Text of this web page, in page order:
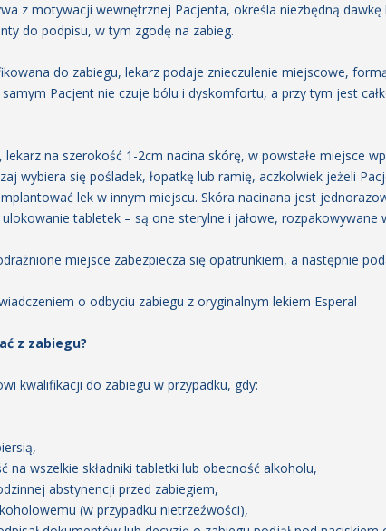
z motywacji wewnętrznej Pacjenta, określa niezbędną
do podpisu, w tym zgodę na zabieg.
do zabiegu, lekarz podaje znieczulenie miejscowe,
Pacjent nie czuje bólu i dyskomfortu, a przy tym jest
lekarz na szerokość 1-2cm nacina skórę, w powstałe miejsce
wybiera się pośladek, łopatkę lub ramię, aczkolwiek jeżeli
lek w innym miejscu. Skóra nacinana jest
tabletek – są one sterylne i jałowe, rozpakowywane
miejsce zabezpiecza się opatrunkiem, a następnie
o odbyciu zabiegu z oryginalnym lekiem Esperal
z zabiegu?
kwalifikacji do zabiegu w przypadku, gdy:
wszelkie składniki tabletki lub obecność alkoholu,
abstynencji przed zabiegiem,
(w przypadku nietrzeźwości),